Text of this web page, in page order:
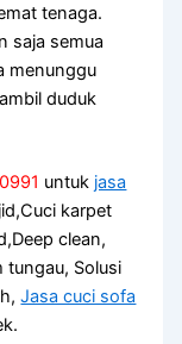
tenaga.
ѕеmuа
menunggu
duduk
untuk jasa
karpet
clean,
tungau, Solusi
Jasa cuci sofa